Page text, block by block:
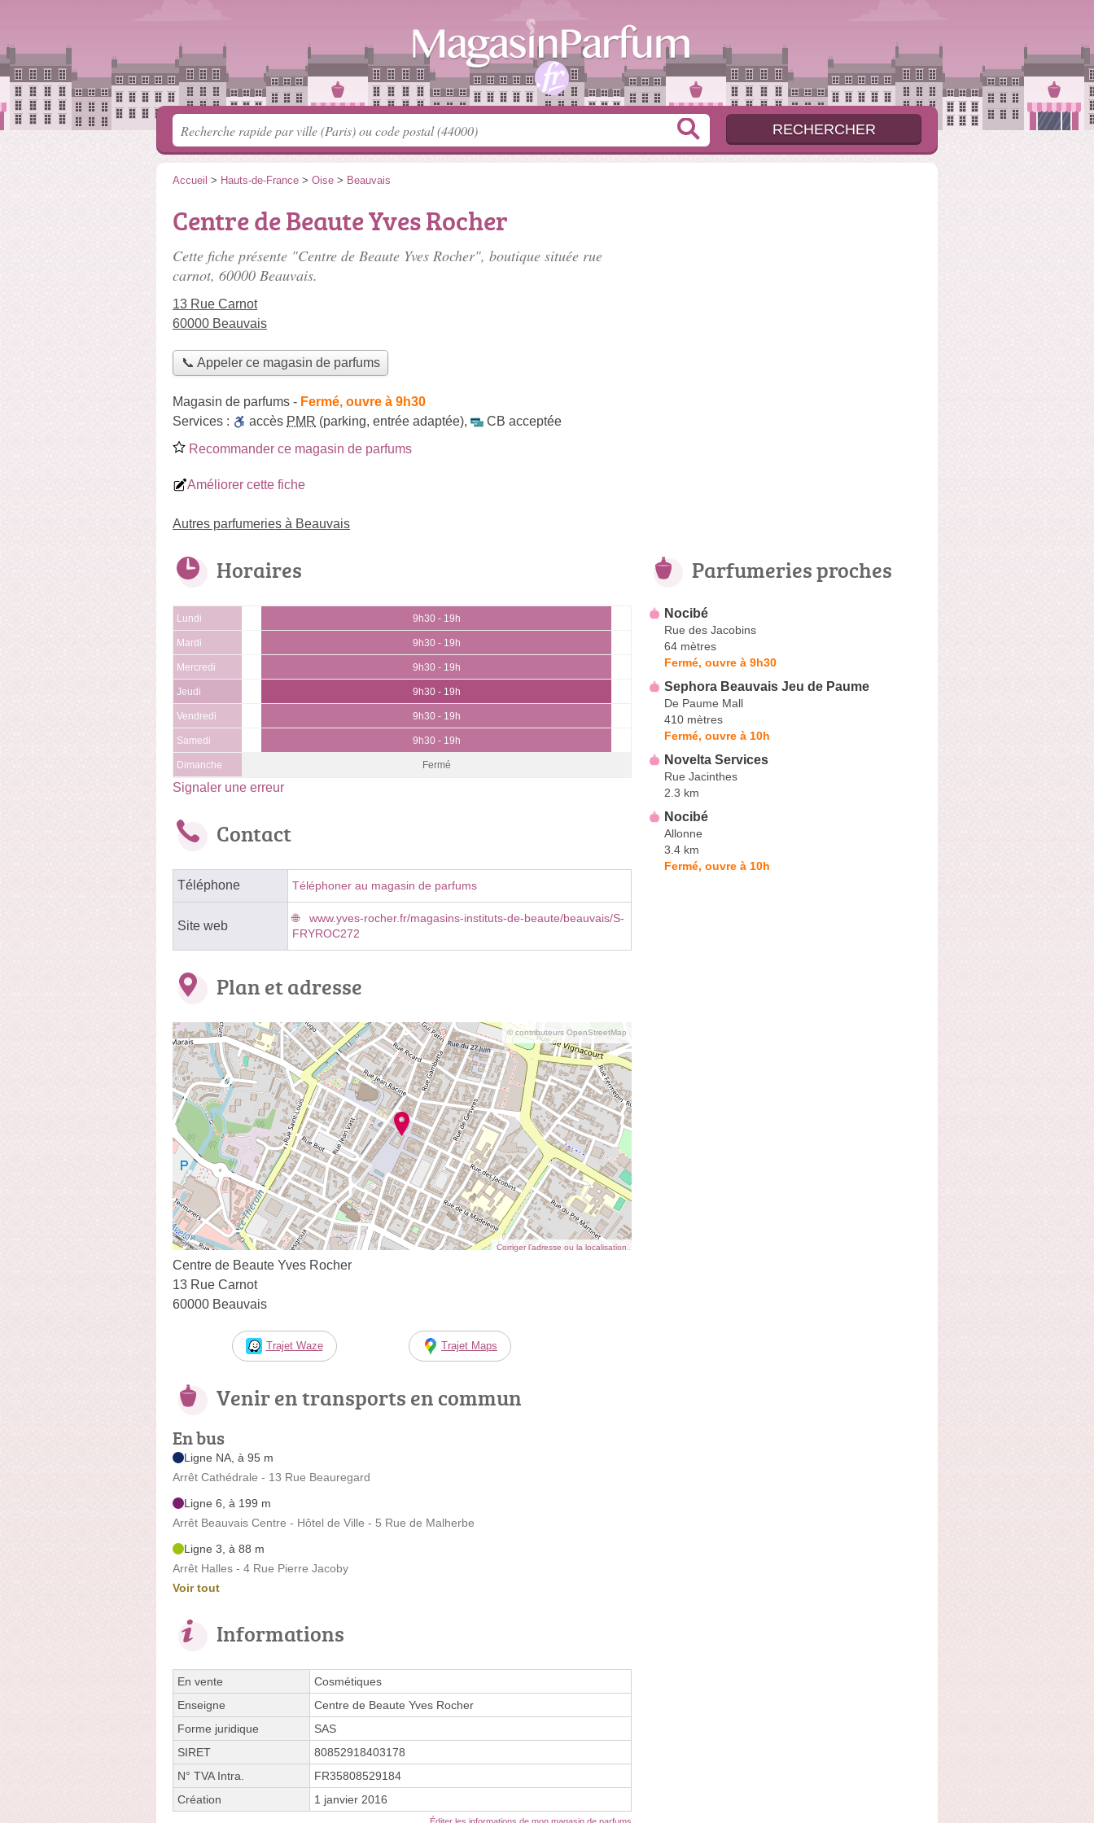
Accueil > Hauts-de-France > Oise > Beauvais
Centre de Beaute Yves Rocher
Cette fiche présente "Centre de Beaute Yves Rocher", boutique située rue
carnot, 60000 Beauvais.
13 Rue Carnot
60000 Beauvais
📞 Appeler ce magasin de parfums
Magasin de parfums - Fermé, ouvre à 9h30
Services :
accès PMR (parking, entrée adaptée),
CB acceptée
Recommander ce magasin de parfums
Améliorer cette fiche
Autres parfumeries à Beauvais
Horaires
Lundi 9h30 - 19h
Mardi 9h30 - 19h
Mercredi 9h30 - 19h
Jeudi 9h30 - 19h
Vendredi 9h30 - 19h
Samedi 9h30 - 19h
Dimanche Fermé
Signaler une erreur
Contact
Téléphone Téléphoner au magasin de parfums
Site web
www.yves-rocher.fr/magasins-instituts-de-beaute/beauvais/S-
FRYROC272
Plan et adresse
© contributeurs OpenStreetMap
Corriger l’adresse ou la localisation
Centre de Beaute Yves Rocher
13 Rue Carnot
60000 Beauvais
Trajet Waze Trajet Maps
Venir en transports en commun
En bus
Ligne NA, à 95 m
Arrêt Cathédrale - 13 Rue Beauregard
Ligne 6, à 199 m
Arrêt Beauvais Centre - Hôtel de Ville - 5 Rue de Malherbe
Ligne 3, à 88 m
Arrêt Halles - 4 Rue Pierre Jacoby
Voir tout
Informations
En vente
Cosmétiques
Enseigne
Centre de Beaute Yves Rocher
Forme juridique
SAS
SIRET
80852918403178
N° TVA Intra.
FR35808529184
Création
1 janvier 2016
Parfumeries proches
Nocibé
Rue des Jacobins
64 mètres
Fermé, ouvre à 9h30
Sephora Beauvais Jeu de Paume
De Paume Mall
410 mètres
Fermé, ouvre à 10h
Novelta Services
Rue Jacinthes
2.3 km
Nocibé
Allonne
3.4 km
Fermé, ouvre à 10h